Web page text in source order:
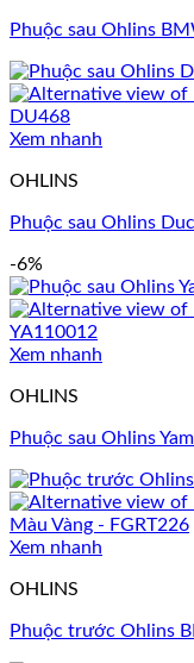
Phuộc sau Ohlins
Xem nhanh
OHLINS
Phuộc sau Ohlins
-6%
Xem nhanh
OHLINS
Phuộc sau Ohlins
Xem nhanh
OHLINS
Phuộc trước Ohlins